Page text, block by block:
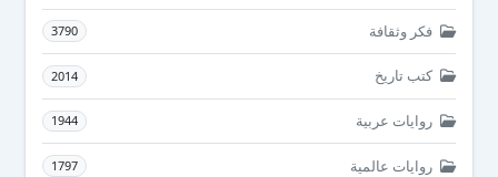
فكر وثقافة 3790
كتب تاريخ 2014
روايات عربية 1944
روايات عالمية 1797